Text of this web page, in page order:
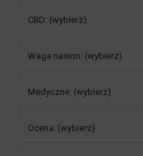
CBD: (wybierz)
Waga nasion: (wybierz)
Medyczne: (wybierz)
Ocena: (wybierz)